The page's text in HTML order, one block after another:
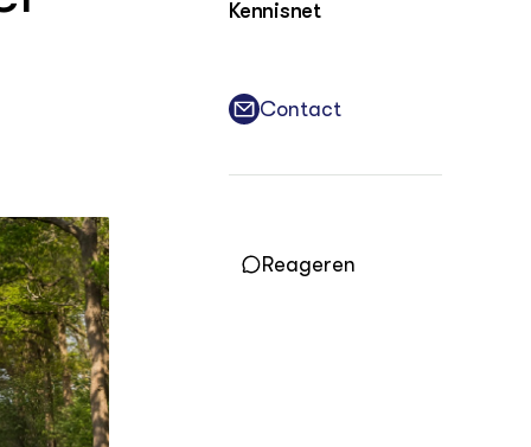
LEREN
Wiki Groen Kennisnet
GROEN KENNISNET
Over ons
Contact
ENGLISH
Kennisnet
Contact
Reageren